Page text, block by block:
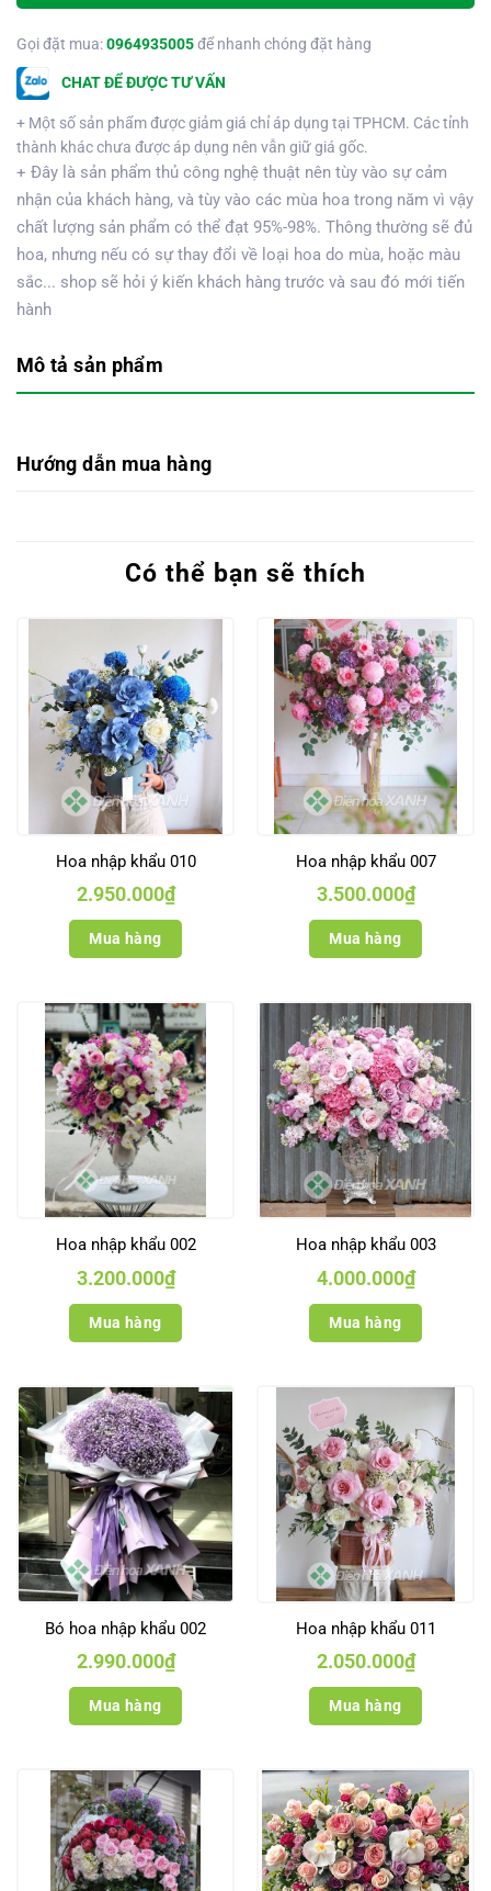
Gọi đặt mua:0964935005để nhanh chóng đặt hàng
CHAT ĐỂ ĐƯỢC TƯ VẤN
+ Một số sản phẩm được giảm giá chỉ áp dụng tại TPHCM. Các tỉnh
thành khác chưa được áp dụng nên vẫn giữ giá gốc.
+ Đây là sản phẩm thủ công nghệ thuật nên tùy vào sự cảm
nhận của khách hàng, và tùy vào các mùa hoa trong năm vì vậy
chất lượng sản phẩm có thể đạt 95%-98%. Thông thường sẽ đủ
hoa, nhưng nếu có sự thay đổi về loại hoa do mùa, hoặc màu
sắc... shop sẽ hỏi ý kiến khách hàng trước và sau đó mới tiến
hành
Mô tả sản phẩm
Hướng dẫn mua hàng
Có thể bạn sẽ thích
Hoa nhập khẩu 010
2.950.000₫
Mua hàng
Hoa nhập khẩu 007
3.500.000₫
Mua hàng
Hoa nhập khẩu 002
3.200.000₫
Mua hàng
Hoa nhập khẩu 003
4.000.000₫
Mua hàng
Bó hoa nhập khẩu 002
2.990.000₫
Mua hàng
Hoa nhập khẩu 011
2.050.000₫
Mua hàng